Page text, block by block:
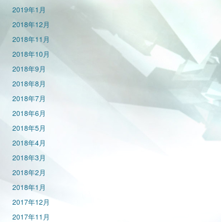
2019年1月
2018年12月
2018年11月
2018年10月
2018年9月
2018年8月
2018年7月
2018年6月
2018年5月
2018年4月
2018年3月
2018年2月
2018年1月
2017年12月
2017年11月